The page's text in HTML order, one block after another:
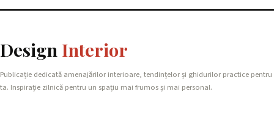
Design Interior
Publicație dedicată amenajărilor interioare, tendințelor și ghidurilor practice pentru
ta. Inspirație zilnică pentru un spațiu mai frumos și mai personal.